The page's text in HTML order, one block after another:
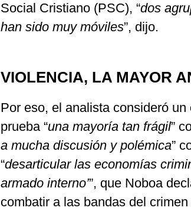
Social Cristiano (PSC), “dos
han sido muy móviles”, dijo.
VIOLENCIA, LA MAYOR
Por eso, el analista consideró
prueba “una mayoría tan frágil”
a mucha discusión y polémica”
“desarticular las economías
armado interno’”, que Noboa
combatir a las bandas del